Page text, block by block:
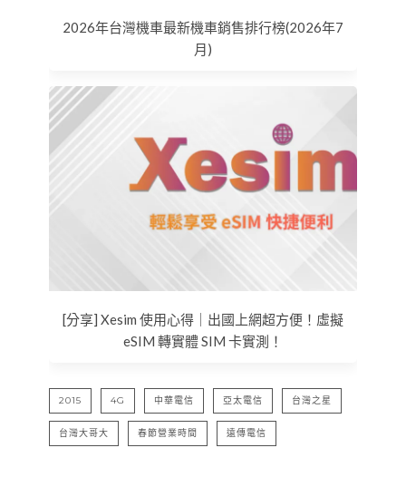
2026年台灣機車最新機車銷售排行榜(2026年7
月)
[分享] Xesim 使用心得｜出國上網超方便！虛擬
eSIM 轉實體 SIM 卡實測！
2015 4G 中華電信 亞太電信 台灣之星
台灣大哥大 春節營業時間 遠傳電信